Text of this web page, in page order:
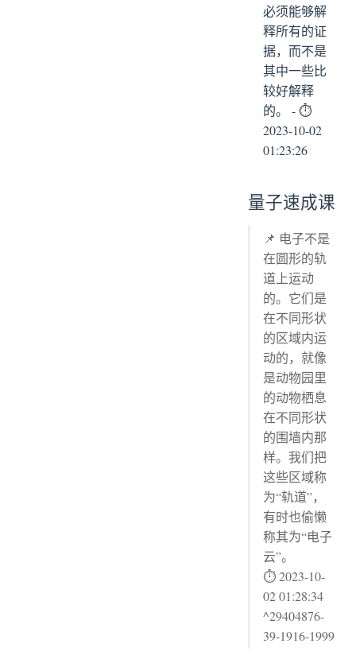
必须能够解
释所有的证
据，而不是
其中一些比
较好解释
的。 - ⏱
2023-10-02
01:23:26
量子速成课
📌 电子不是
在圆形的轨
道上运动
的。它们是
在不同形状
的区域内运
动的，就像
是动物园里
的动物栖息
在不同形状
的围墙内那
样。我们把
这些区域称
为“轨道”，
有时也偷懒
称其为“电子
云”。
⏱ 2023-10-
02 01:28:34
^29404876-
39-1916-1999